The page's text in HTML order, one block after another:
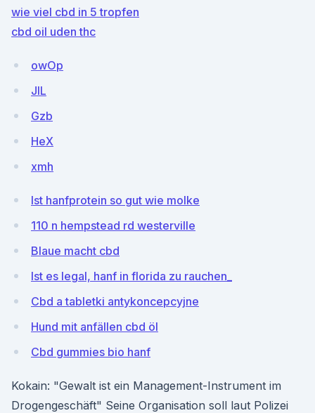
wie viel cbd in 5 tropfen
cbd oil uden thc
owOp
JIL
Gzb
HeX
xmh
Ist hanfprotein so gut wie molke
110 n hempstead rd westerville
Blaue macht cbd
Ist es legal, hanf in florida zu rauchen_
Cbd a tabletki antykoncepcyjne
Hund mit anfällen cbd öl
Cbd gummies bio hanf
Kokain: "Gewalt ist ein Management-Instrument im
Drogengeschäft" Seine Organisation soll laut Polizei